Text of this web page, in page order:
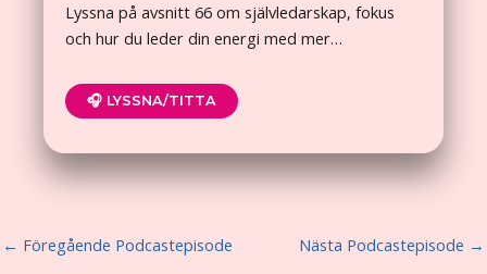
Lyssna på avsnitt 66 om självledarskap, fokus
och hur du leder din energi med mer…
🎧 LYSSNA/TITTA
← Föregående Podcastepisode Nästa Podcastepisode →